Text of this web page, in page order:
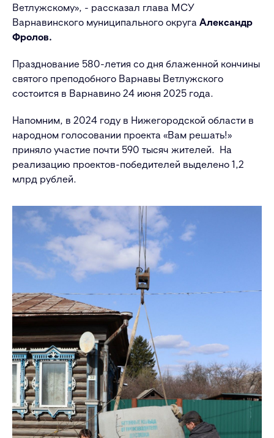
Ветлужскому», - рассказал глава МСУ
Варнавинского муниципального округа Александр
Фролов.
Празднование 580-летия со дня блаженной кончины
святого преподобного Варнавы Ветлужского
состоится в Варнавино 24 июня 2025 года.
Напомним, в 2024 году в Нижегородской области в
народном голосовании проекта «Вам решать!»
приняло участие почти 590 тысяч жителей. На
реализацию проектов-победителей выделено 1,2
млрд рублей.